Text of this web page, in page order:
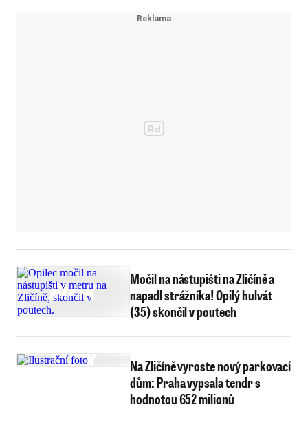
Močil na nástupišti na Zličíně a
napadl strážníka! Opilý hulvát
(35) skončil v poutech
Na Zličíně vyroste nový parkovací
dům: Praha vypsala tendr s
hodnotou 652 milionů